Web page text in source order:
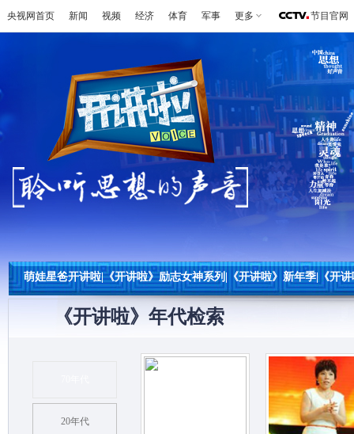
央视网首页 新闻 视频 经济 体育 军事 更多 节目官网
萌娃星爸开讲啦|《开讲啦》励志女神系列 《开讲啦》新年季| 《开
《开讲啦》年代检索
20年代